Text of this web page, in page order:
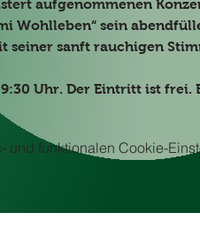
aufgenommenen
Wohlleben“ sein
sanft rauchigen
Uhr. Der Eintritt ist frei.
funktionalen Cookie-